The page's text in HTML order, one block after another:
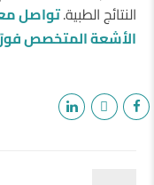
النتائج الطبية.تواصل
الأشعة المتخصص